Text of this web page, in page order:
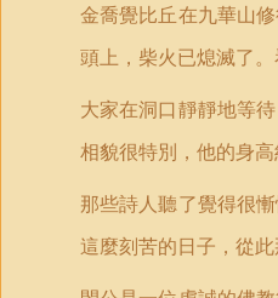
金喬覺比丘在九華山
頭上，柴火已熄滅了
大家在洞口靜靜地等
相貌很特別，他的身
那些詩人聽了覺得很
這麼刻苦的日子，從